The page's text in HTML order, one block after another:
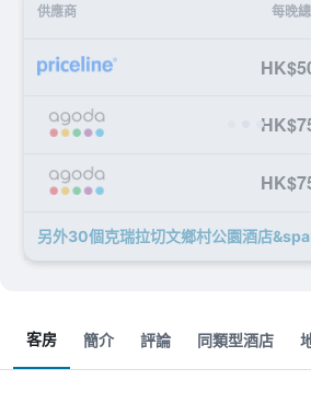
供應商 每晚
另外30個克瑞拉切文鄉村公園酒店
客房 簡介 評論 同類型酒店